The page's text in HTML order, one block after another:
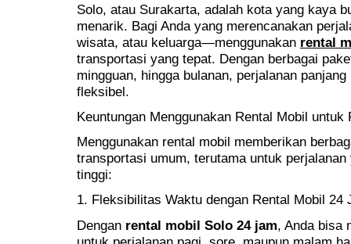
Solo, atau Surakarta, adalah kota yang kaya
menarik. Bagi Anda yang merencanakan
wisata, atau keluarga—menggunakan rental
transportasi yang tepat. Dengan berbagai
mingguan, hingga bulanan, perjalanan
fleksibel.
Keuntungan Menggunakan Rental Mobil untuk
Menggunakan rental mobil memberikan
transportasi umum, terutama untuk
tinggi:
1. Fleksibilitas Waktu dengan Rental Mobil 24
Dengan rental mobil Solo 24 jam, Anda bisa